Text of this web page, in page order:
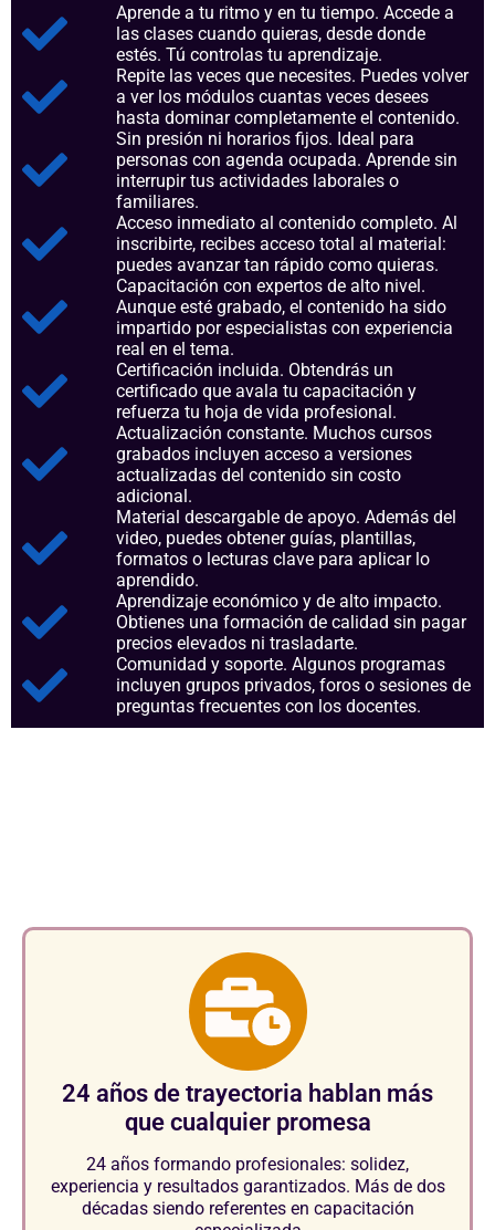
Aprende a tu ritmo y en tu tiempo. Accede a
las clases cuando quieras, desde donde
estés. Tú controlas tu aprendizaje.
Repite las veces que necesites. Puedes volver
a ver los módulos cuantas veces desees
hasta dominar completamente el contenido.
Sin presión ni horarios fijos. Ideal para
personas con agenda ocupada. Aprende sin
interrupir tus actividades laborales o
familiares.
Acceso inmediato al contenido completo. Al
inscribirte, recibes acceso total al material:
puedes avanzar tan rápido como quieras.
Capacitación con expertos de alto nivel.
Aunque esté grabado, el contenido ha sido
impartido por especialistas con experiencia
real en el tema.
Certificación incluida. Obtendrás un
certificado que avala tu capacitación y
refuerza tu hoja de vida profesional.
Actualización constante. Muchos cursos
grabados incluyen acceso a versiones
actualizadas del contenido sin costo
adicional.
Material descargable de apoyo. Además del
video, puedes obtener guías, plantillas,
formatos o lecturas clave para aplicar lo
aprendido.
Aprendizaje económico y de alto impacto.
Obtienes una formación de calidad sin pagar
precios elevados ni trasladarte.
Comunidad y soporte. Algunos programas
incluyen grupos privados, foros o sesiones de
preguntas frecuentes con los docentes.
24 años de trayectoria hablan más
que cualquier promesa
24 años formando profesionales: solidez,
experiencia y resultados garantizados. Más de dos
décadas siendo referentes en capacitación